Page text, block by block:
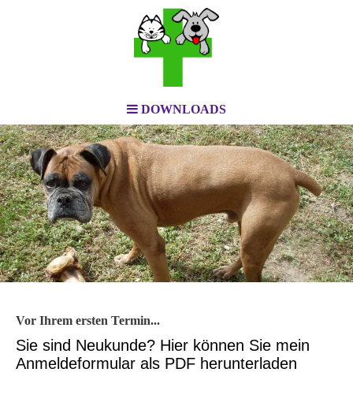
DOWNLOADS
Vor Ihrem ersten Termin...
Sie sind Neukunde? Hier können Sie mein
Anmeldeformular als PDF herunterladen